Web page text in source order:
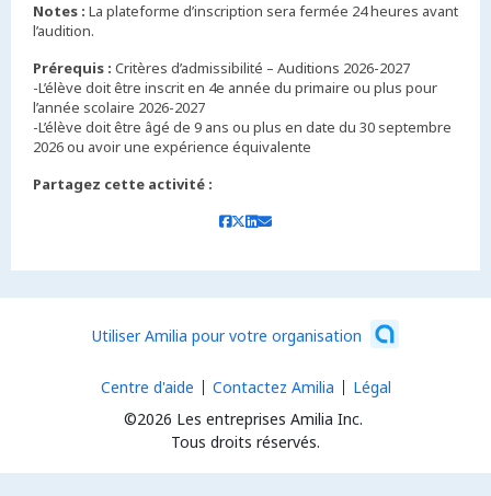
Notes : La plateforme d’inscription sera fermée 24 heures avant
l’audition.
Prérequis : Critères d’admissibilité – Auditions 2026-2027
-L’élève doit être inscrit en 4e année du primaire ou plus pour
l’année scolaire 2026-2027
-L’élève doit être âgé de 9 ans ou plus en date du 30 septembre
Partagez cette activité :
Utiliser Amilia pour votre organisation
©2026 Les entreprises Amilia Inc.
Tous droits réservés.
Centre d'aide Contactez Amilia Légal